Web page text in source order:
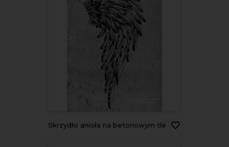
Skrzydło anioła na betonowym tle